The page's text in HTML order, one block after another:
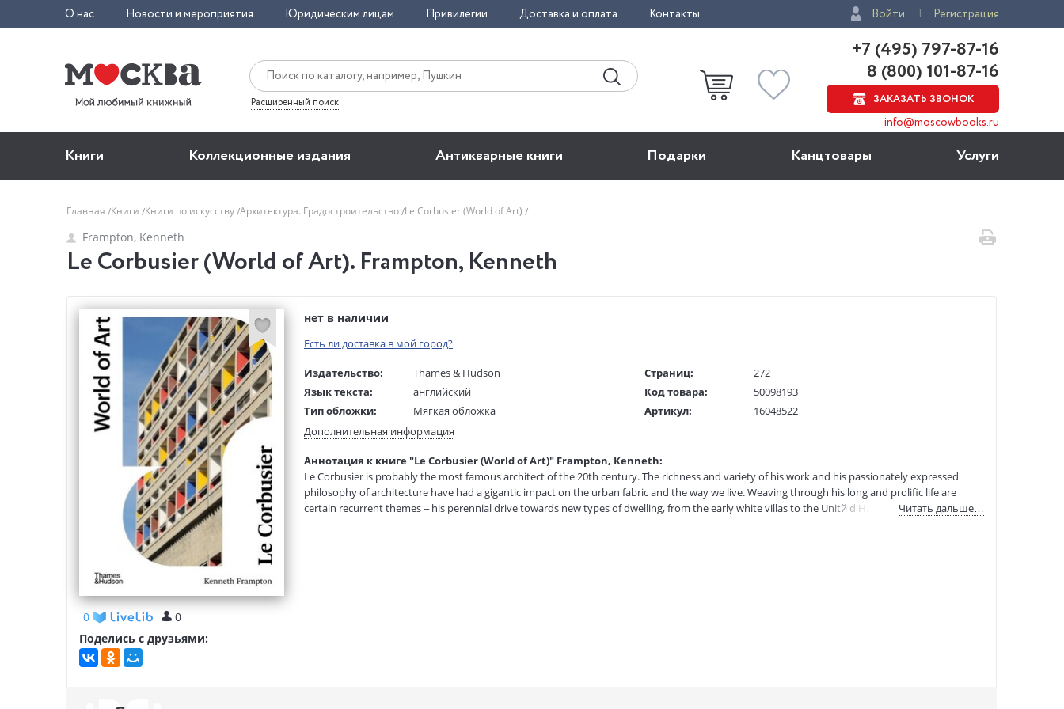
О нас Новости и мероприятия Юридическим лицам Привилегии Доставка и оплата Контакты Войти Регистрация
Расширенный поиск
+7 (495) 797-87-16
8 (800) 101-87-16
ЗАКАЗАТЬ ЗВОНОК
info@moscowbooks.ru
Книги Коллекционные издания Антикварные книги Подарки Канцтовары Услуги
Главная Книги Книги по искусству Архитектура. Градостроительство Le Corbusier (World of Art)
Frampton, Kenneth
Le Corbusier (World of Art). Frampton, Kenneth
0
0
Поделись с друзьями:
нет в наличии
Есть ли доставка в мой город?
Издательство:
Thames & Hudson
Язык текста:
английский
Тип обложки:
Мягкая обложка
Размеры в мм
210x160x20
Вес: 1 гр.
Страниц:
272
Код товара:
50098193
Артикул:
16048522
Дополнительная информация
Аннотация к книге "Le Corbusier (World of Art)" Frampton, Kenneth:
Le Corbusier is probably the most famous architect of the 20th century. The richness and variety of his work and his passionately expressed
philosophy of architecture have had a gigantic impact on the urban fabric and the way we live. Weaving through his long and prolific life are
certain recurrent themes – his perennial drive towards new types of dwelling, from the early white villas to the Unitй d'Habitation at Marseilles;
Читать дальше…